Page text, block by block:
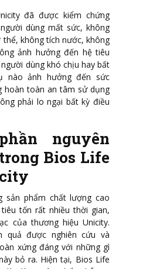
đã được kiểm chứng
dùng mất sức, không
thể, không tích nước, không
ảnh hưởng đến hệ tiêu
dùng khó chịu hay bất
nào ảnh hưởng đến sức
hoàn toàn an tâm sử dụng
phải lo ngại bất kỳ điều
nguyên
Bios Life
sản phẩm chất lượng cao
tốn rất nhiều thời gian,
của thương hiệu Unicity.
quả được nghiên cứu và
xứng đáng với những gì
bỏ ra. Hiện tại, Bios Life